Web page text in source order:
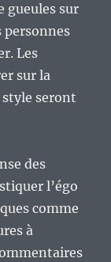
gueules sur
personnes
Les
sur la
style seront
des
l’égo
comme
à